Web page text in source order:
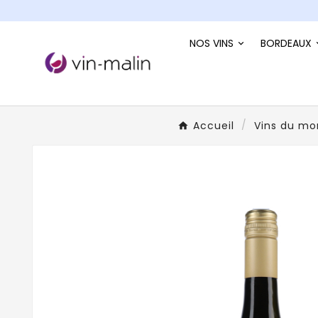
NOS VINS BORDEAUX
Accueil Vins du